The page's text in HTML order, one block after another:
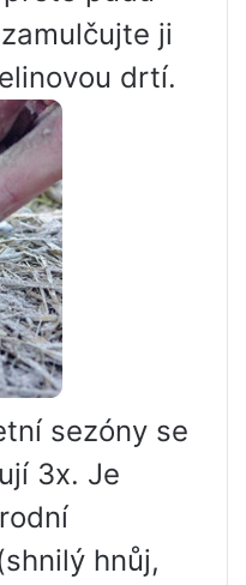
ji
drtí.
sezóny se
3x. Je
hnůj,